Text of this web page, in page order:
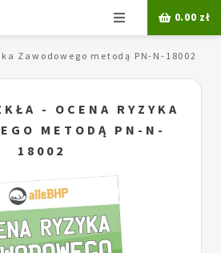
Menu 0.00 zł
Zawodowego metodą PN-N-18002
- OCENA RYZYKA
METODĄ PN-N-
18002